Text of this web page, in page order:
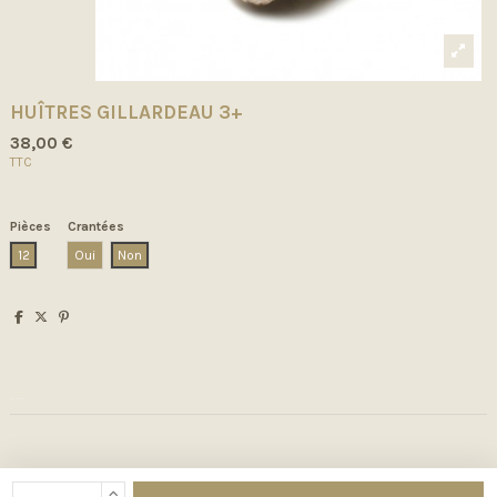
HUÎTRES GILLARDEAU 3+
38,00 €
TTC
Pièces
12
Crantées
Oui
Non